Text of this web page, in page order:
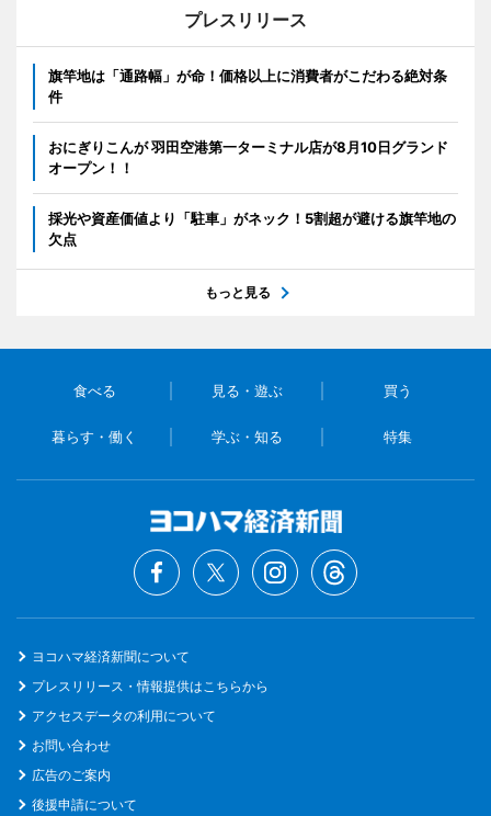
プレスリリース
旗竿地は「通路幅」が命！価格以上に消費者がこだわる絶対条
件
おにぎりこんが 羽田空港第一ターミナル店が8月10日グランド
オープン！！
採光や資産価値より「駐車」がネック！5割超が避ける旗竿地の
欠点
もっと見る
食べる 見る・遊ぶ 買う
暮らす・働く 学ぶ・知る 特集
ヨコハマ経済新聞について
プレスリリース・情報提供はこちらから
アクセスデータの利用について
お問い合わせ
広告のご案内
後援申請について